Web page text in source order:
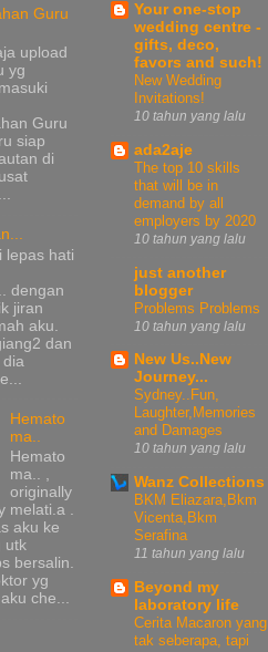
Guru
upload
yg
Guru
siap
di
lepas hati
dengan
jiran
aku.
dan
Hemato
ma..
Hemato
ma.. ,
originally
melati.a .
aku ke
utk
bersalin.
yg
che...
Your one-stop
wedding centre -
gifts, deco,
favors and such!
New Wedding
Invitations!
10 tahun yang lalu
ada2aje
The top 10 skills
that will be in
demand by all
employers by 2020
10 tahun yang lalu
just another
blogger
Problems Problems
10 tahun yang lalu
New Us..New
Journey...
Sydney..Fun,
Laughter,Memories
and Damages
10 tahun yang lalu
Wanz Collections
BKM Eliazara,Bkm
Vicenta,Bkm
Serafina
11 tahun yang lalu
Beyond my
laboratory life
Cerita Macaron yang
tak seberapa, tapi